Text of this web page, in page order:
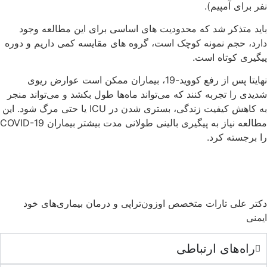
نفر برای آمپیم).
باید متذکر شد که محدودیت های اساسی برای این مطالعه وجود
دارد، حجم نمونه کوچک است، گروه های مقایسه کمی داریم و دوره
پیگیری کوتاه است.
نهایتا پس از رفع کووید-19، بیماران ممکن است عوارض ریوی
شدیدی را تجربه کنند که می‌تواند ماه‌ها طول بکشد و می‌تواند منجر
به کاهش کیفیت زندگی، بستری شدن در ICU یا حتی مرگ شود. این
مطالعه نیاز به پیگیری بالینی طولانی مدت بیشتر بیماران COVID-19
را برجسته کرد.
دکتر علی تارات متخصص اوزون‌تراپی و درمان بیماری‌های خود
ایمنی
راه‌های ارتباطی